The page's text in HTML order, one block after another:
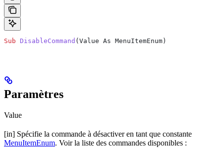
Sub DisableCommand ( Value As MenuItemEnum )
Paramètres
Value
[in] Spécifie la commande à désactiver en tant que constante
MenuItemEnum. Voir la liste des commandes disponibles :